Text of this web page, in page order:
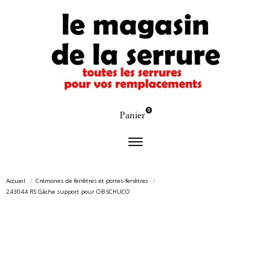
Panier 0
Accueil
Crémones de fenêtres et portes-fenêtres
243044 RS Gâche support pour OB SCHUCO